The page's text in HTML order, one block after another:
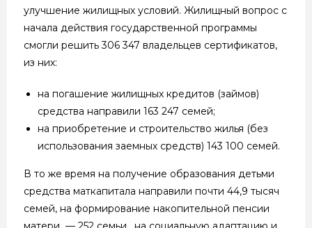
улучшение жилищных условий. Жилищный вопрос с
начала действия государственной программы
смогли решить 306 347 владельцев сертификатов,
из них:
на погашение жилищных кредитов (займов)
средства направили 163 247 семей;
на приобретение и строительство жилья (без
использования заемных средств) 143 100 семей.
В то же время на получение образования детьми
средства маткапитала направили почти 44,9 тысяч
семей, на формирование накопительной пенсии